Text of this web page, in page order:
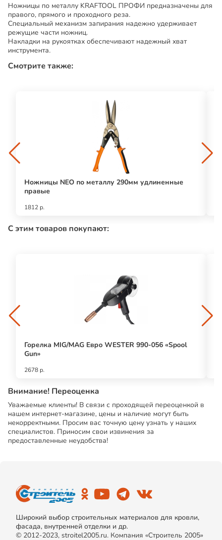
Ножницы по металлу KRAFTOOL ПРОФИ предназначены для
правого, прямого и проходного реза.
Специальный механизм запирания надежно удерживает
режущие части ножниц.
Накладки на рукоятках обеспечивают надежный хват
инструмента.
Смотрите также:
Ножницы NEO по металлу 290мм удлиненные
правые
1812 р.
С этим товаров покупают:
Горелка MIG/MAG Евро WESTER 990-056 «Spool
Gun»
2678 р.
Внимание! Переоценка
Уважаемые клиенты! В связи с проходящей переоценкой в
нашем интернет-магазине, цены и наличие могут быть
некорректными. Просим вас точную цену узнать у наших
специалистов. Приносим свои извинения за
предоставленные неудобства!
Широкий выбор строительных материалов для кровли,
фасада, внутренней отделки и др.
© 2012-2023, stroitel2005.ru. Компания «Строитель 2005»